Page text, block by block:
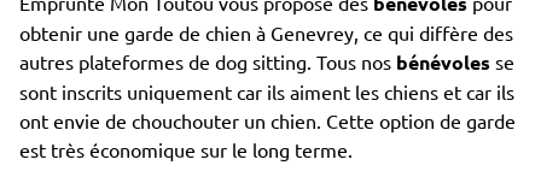
obtenir une garde de chien à Genevrey, ce qui diffère des
autres plateformes de dog sitting. Tous nos bénévoles se
sont inscrits uniquement car ils aiment les chiens et car ils
ont envie de chouchouter un chien. Cette option de garde
est très économique sur le long terme.